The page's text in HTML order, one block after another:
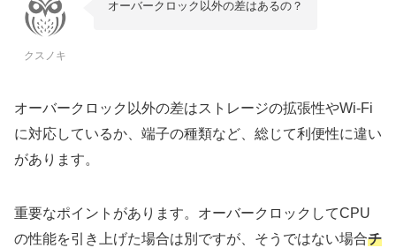
1～3世代
クスノキ
オーバークロック以外の差はあるの？
オーバークロック以外の差はストレージの拡張性やWi-Fi
に対応しているか、端子の種類など、総じて利便性に違い
があります。
重要なポイントがあります。オーバークロックしてCPU
の性能を引き上げた場合は別ですが、そうではない場合チ